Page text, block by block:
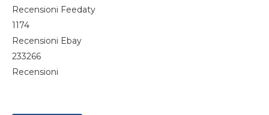
Recensioni Feedaty
1174
Recensioni Ebay
233266
Recensioni